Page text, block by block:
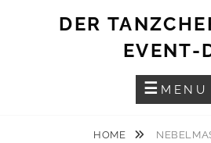
DER
EVENT-
MENU
HOME